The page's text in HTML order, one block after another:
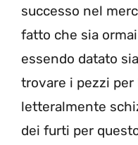
successo nel
fatto che sia
essendo datato
trovare i pezzi
letteralmente
dei furti per